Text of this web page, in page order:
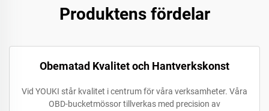
Produktens fördelar
Obematad Kvalitet och Hantverkskonst
Vid YOUKI står kvalitet i centrum för våra verksamheter. Våra
OBD-bucketmössor tillverkas med precision av